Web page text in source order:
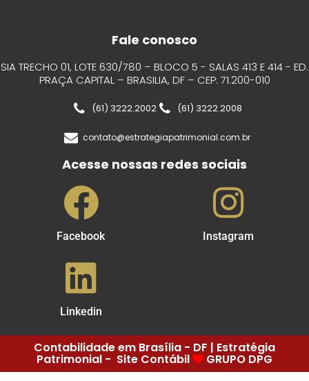
Fale conosco
SIA TRECHO 01, LOTE 630/780 – BLOCO 5 - SALAS 413 E 414 - ED.
PRAÇA CAPITAL – BRASILIA, DF – CEP: 71.200-010
(61) 3222.2002 (61) 3222.2008
contato@estrategiapatrimonial.com.br
Acesse nossas redes sociais
Facebook Instagram
Linkedin
Contabilidade em Brasília - DF | Estratégia
Patrimonial - Site Contábil GRUPO DPG